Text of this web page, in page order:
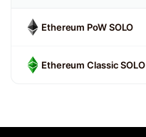
Ethereum PoW SOLO
Ethereum Classic SOLO